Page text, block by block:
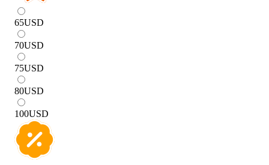
65USD
70USD
75USD
80USD
100USD